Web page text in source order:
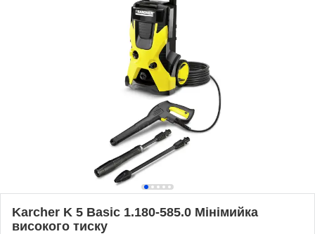
Karcher K 5 Basic 1.180-585.0 Мінімийка
високого тиску